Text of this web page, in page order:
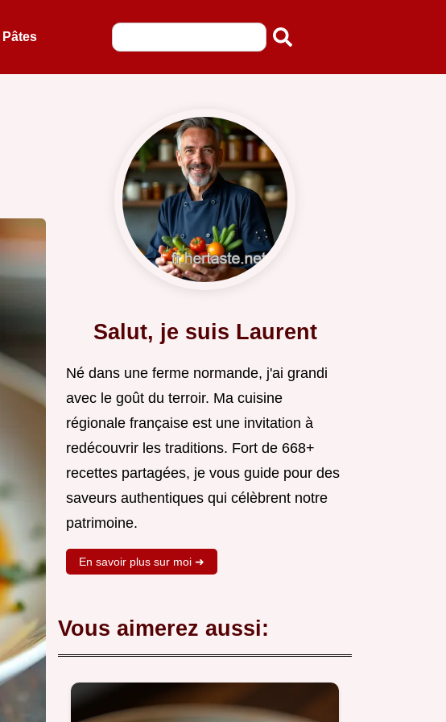
Pâtes
Salut, je suis Laurent
Né dans une ferme normande, j'ai grandi
avec le goût du terroir. Ma cuisine
régionale française est une invitation à
redécouvrir les traditions. Fort de 668+
recettes partagées, je vous guide pour des
saveurs authentiques qui célèbrent notre
patrimoine.
En savoir plus sur moi ➜
Vous aimerez aussi: